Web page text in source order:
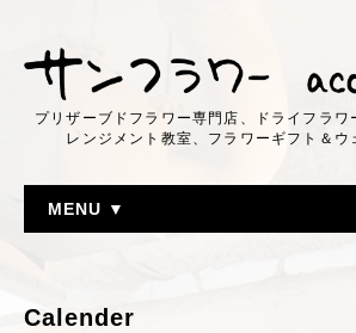
プリザーブドフラワー専門店、ドライフラワ
レンジメント教室、フラワーギフト＆ウ
MENU ▼
Calender